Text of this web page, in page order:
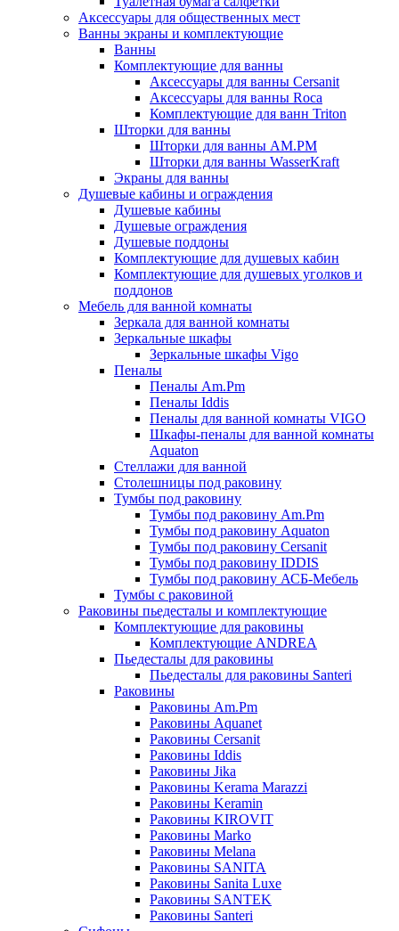
Аксессуары для общественных мест
Ванны экраны и комплектующие
Ванны
Комплектующие для ванны
Аксессуары для ванны Cersanit
Аксессуары для ванны Roca
Комплектующие для ванн Triton
Шторки для ванны
Шторки для ванны AM.PM
Шторки для ванны WasserKraft
Экраны для ванны
Душевые кабины и ограждения
Душевые кабины
Душевые ограждения
Душевые поддоны
Комплектующие для душевых кабин
Комплектующие для душевых уголков и
поддонов
Мебель для ванной комнаты
Зеркала для ванной комнаты
Зеркальные шкафы
Зеркальные шкафы Vigo
Пеналы
Пеналы Am.Pm
Пеналы Iddis
Пеналы для ванной комнаты VIGO
Шкафы-пеналы для ванной комнаты
Aquaton
Стеллажи для ванной
Столешницы под раковину
Тумбы под раковину
Тумбы под раковину Am.Pm
Тумбы под раковину Aquaton
Тумбы под раковину Cersanit
Тумбы под раковину IDDIS
Тумбы под раковину АСБ-Мебель
Тумбы с раковиной
Раковины пьедесталы и комплектующие
Комплектующие для раковины
Комплектующие ANDREA
Пьедесталы для раковины
Пьедесталы для раковины Santeri
Раковины
Раковины Am.Pm
Раковины Aquanet
Раковины Cersanit
Раковины Iddis
Раковины Jika
Раковины Kerama Marazzi
Раковины Keramin
Раковины KIROVIT
Раковины Marko
Раковины Melana
Раковины SANITA
Раковины Sanita Luxe
Раковины SANTEK
Раковины Santeri